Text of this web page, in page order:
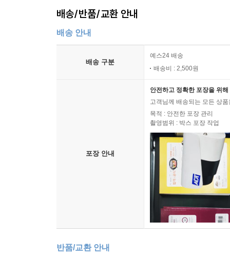
배송/반품/교환 안내
배송 안내
배송 구분
예스24 배송
배송비 : 2,500원
포장 안내
안전하고 정확한 포장을 위
고객님께 배송되는 모든 상
목적 : 안전한 포장 관리
촬영범위 : 박스 포장 작업
반품/교환 안내